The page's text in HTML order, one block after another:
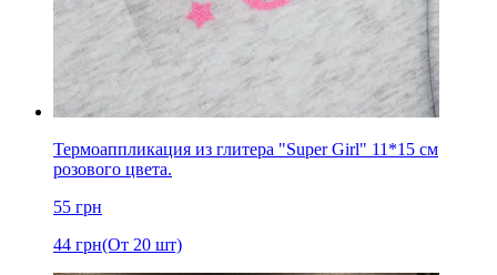
Термоаппликация из глитера "Super Girl" 11*15 см
розового цвета.
55 грн
44 грн(От 20 шт)